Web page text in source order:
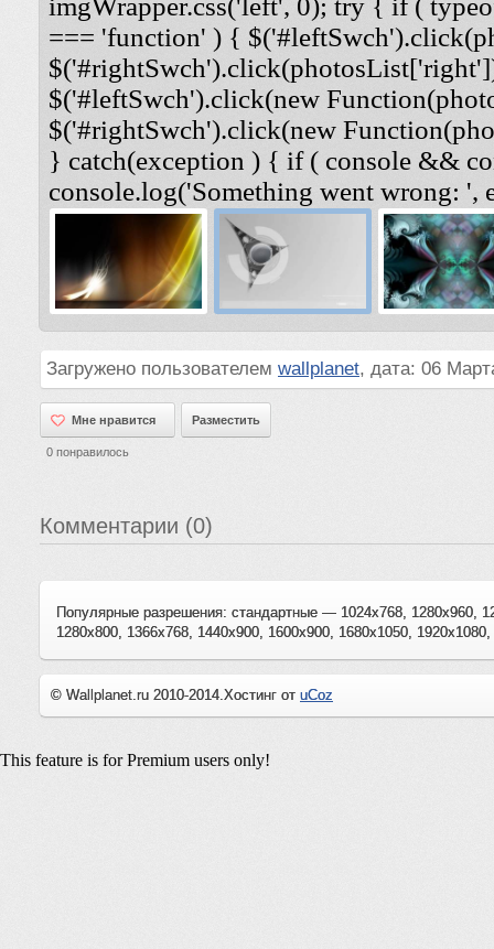
imgWrapper.css('left', 0); try { if (
=== 'function' ) {
$('#leftSwch').click(new
$('#rightSwch').click(new
} catch(exception ) { if ( console &&
console.log('Something went wrong:
Загружено пользователем wallplanet, дата: 06
Мне нравится
Мне нравится Разместить
0 понравилось
Комментарии (0)
Популярные разрешения: стандартные — 1024x768, 1280x960,
1280x800, 1366x768, 1440x900, 1600x900, 1680x1050,
© Wallplanet.ru 2010-2014.Хостинг от uCoz
This feature is for Premium users only!